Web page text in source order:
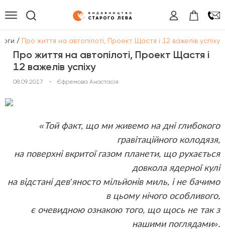
/ Про життя на автопілоті, Проект Щастя і 12 важелів успіху
Про життя на автопілоті, Проект Щастя і
12 важелів успіху
08.09.2017 • Єфремова Анастасія
«Той факт, що ми живемо на дні глибокого
гравітаційного колодязя,
на поверхні вкритої газом планети, що рухається
довкола ядерної кулі
на відстані дев’яносто мільйонів миль, і не бачимо
в цьому нічого особливого,
є очевидною ознакою того, що щось не так з
нашими поглядами».